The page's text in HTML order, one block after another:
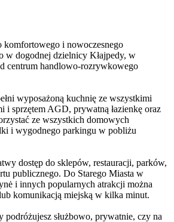
komfortowego i nowoczesnego
w dogodnej dzielnicy Kłajpedy, w
centrum handlowo-rozrywkowego
wyposażoną kuchnię ze wszystkimi
i sprzętem AGD, prywatną łazienkę oraz
ze wszystkich domowych
i wygodnego parkingu w pobliżu
dostęp do sklepów, restauracji, parków,
publicznego. Do Starego Miasta w
i innych popularnych atrakcji można
komunikacją miejską w kilka minut.
podróżujesz służbowo, prywatnie, czy na